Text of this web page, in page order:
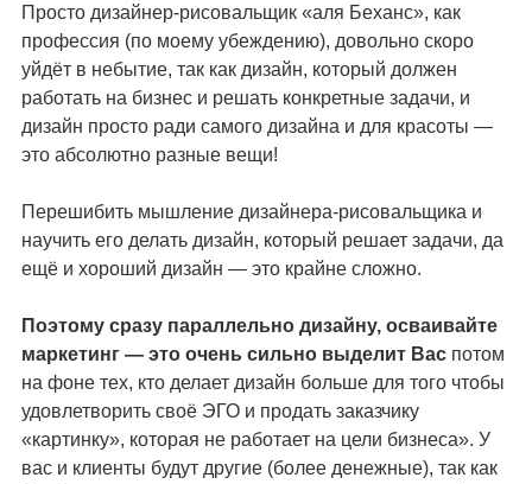
Просто дизайнер-рисовальщик «аля Беханс», как
профессия (по моему убеждению), довольно скоро
уйдёт в небытие, так как дизайн, который должен
работать на бизнес и решать конкретные задачи, и
дизайн просто ради самого дизайна и для красоты —
это абсолютно разные вещи!
Перешибить мышление дизайнера-рисовальщика и
научить его делать дизайн, который решает задачи, да
ещё и хороший дизайн — это крайне сложно.
Поэтому сразу параллельно дизайну, осваивайте
маркетинг — это очень сильно выделит Васпотом
на фоне тех, кто делает дизайн больше для того чтобы
удовлетворить своё ЭГО и продать заказчику
«картинку», которая не работает на цели бизнеса». У
вас и клиенты будут другие (более денежные), так как